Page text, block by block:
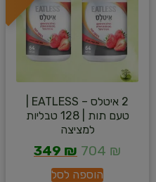
טעם תות | 128 טבליות
למציצה
704 ₪
349 ₪
הוספה לסל